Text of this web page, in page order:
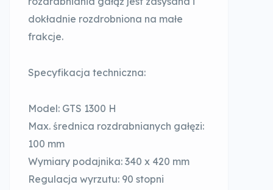
dokładnie rozdrobniona na małe
frakcje.
Specyfikacja techniczna:
Model: GTS 1300 H
Max. średnica rozdrabnianych gałęzi:
100 mm
Wymiary podajnika: 340 x 420 mm
Regulacja wyrzutu: 90 stopni